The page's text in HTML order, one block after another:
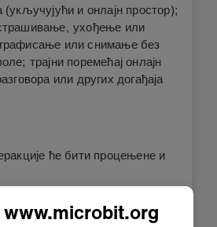
и онлајн простор);
ухођење или
или снимање без
трајни поремећај онлајн
или других догађаја
ће бити процењене и
за прилагођавање